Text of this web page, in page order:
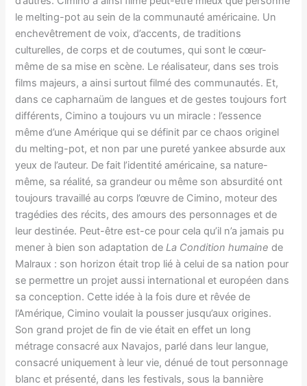
le melting-pot au sein de la communauté américaine. Un
enchevêtrement de voix, d’accents, de traditions
culturelles, de corps et de coutumes, qui sont le cœur-
même de sa mise en scène. Le réalisateur, dans ses trois
films majeurs, a ainsi surtout filmé des communautés. Et,
dans ce capharnaüm de langues et de gestes toujours fort
différents, Cimino a toujours vu un miracle : l’essence
même d’une Amérique qui se définit par ce chaos originel
du melting-pot, et non par une pureté yankee absurde aux
yeux de l’auteur. De fait l’identité américaine, sa nature-
même, sa réalité, sa grandeur ou même son absurdité ont
toujours travaillé au corps l’œuvre de Cimino, moteur des
tragédies des récits, des amours des personnages et de
leur destinée. Peut-être est-ce pour cela qu’il n’a jamais pu
mener à bien son adaptation deLa Condition humaine de
Malraux : son horizon était trop lié à celui de sa nation pour
se permettre un projet aussi international et européen dans
sa conception. Cette idée à la fois dure et rêvée de
l’Amérique, Cimino voulait la pousser jusqu’aux origines.
Son grand projet de fin de vie était en effet un long
métrage consacré aux Navajos, parlé dans leur langue,
consacré uniquement à leur vie, dénué de tout personnage
blanc et présenté, dans les festivals, sous la bannière